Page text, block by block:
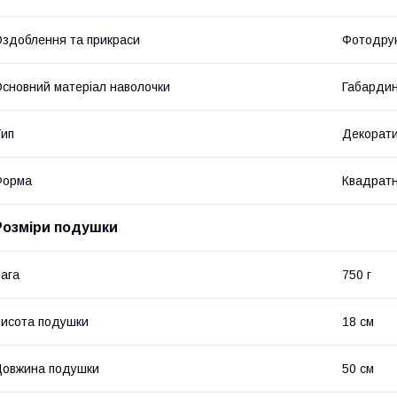
та прикраси
матеріал наволочки Габардин
подушки
750 г
подушки 18 см
подушки 50 см